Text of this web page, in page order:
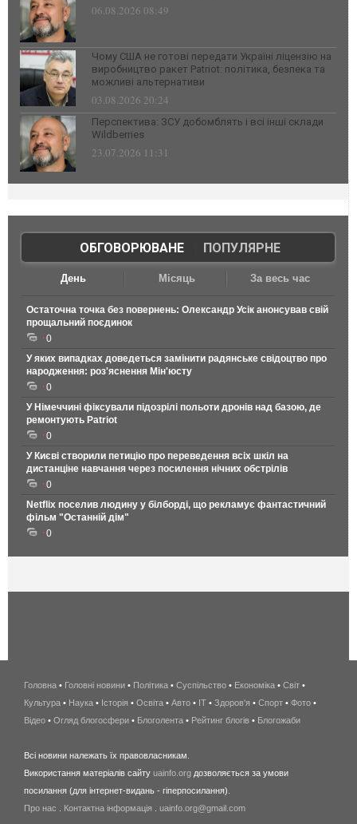
06.08.2026 08:49
Чому США не готові передати Україні ліцензію на
виробництво ракет Patriot: політика, безпека та
можливі альтернативи
03.08.2026 20:24
Перспектива: ЗСУ добомблять і всі інші склади
Wildberries
23.07.2026 11:31
ОБГОВОРЮВАНЕ| ПОПУЛЯРНЕ
День Місяць За весь час
Остаточна точка без повернень: Олександр Усік анонсував свій
прощальний поєдинок
0
У яких випадках доведеться замінити радянське свідоцтво про
народження: роз'яснення Мін'юсту
0
У Німеччині фіксували підозрілі польоти дронів над базою, де
ремонтують Patriot
0
У Києві створили петицію про переведення всіх шкіл на
дистанціне навчання через посилення нічних обстрілів
0
Netflix поселив людину у білборді, що рекламує фантастичний
фільм "Останній дім"
0
беспроводной
интернет
киев
wimax
в
Головна • Головні новини • Політика • Суспільство • Економіка • Світ •
Культура • Наука • Історія • Освіта • Авто • IT • Здоров'я • Спорт • Фото •
Відео • Огляд блогосфери • Блоголента • Рейтинг блогів • Блогожаби
Всі новини належать їх правовласникам.
Використання матеріалів сайту uainfo.org дозволяється за умови
посилання (для інтернет-видань - гіперпосилання).
Про нас
Контактна інформація uainfo.org@gmail.com